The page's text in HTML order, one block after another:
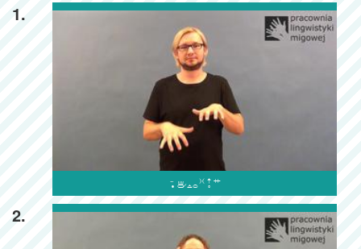
1.

2.